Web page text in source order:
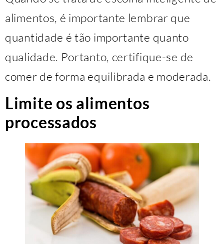
alimentos, é importante lembrar que
quantidade é tão importante quanto
qualidade. Portanto, certifique-se de
comer de forma equilibrada e moderada.
Limite os alimentos
processados